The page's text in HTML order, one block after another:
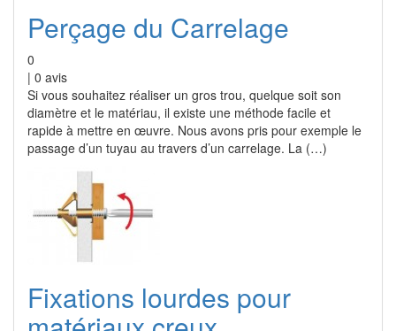
Perçage du Carrelage
0
| 0 avis
Si vous souhaitez réaliser un gros trou, quelque soit son
diamètre et le matériau, il existe une méthode facile et
rapide à mettre en œuvre. Nous avons pris pour exemple le
passage d’un tuyau au travers d’un carrelage. La (…)
Fixations lourdes pour